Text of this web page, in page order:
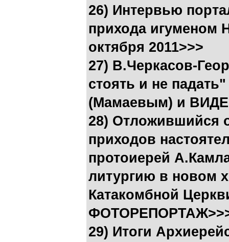
26) Интервью
прихода игуменом
октября 2011>>>
27) В.Черкасов-
стоять и не
(Мамаевым) и
28) Отложившийся
приходов
протоиерей
литургию в новом
Катакомбной
29) Итоги